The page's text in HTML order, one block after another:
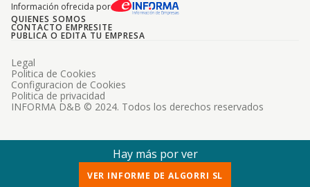
Información ofrecida por
QUIENES SOMOS
CONTACTO EMPRESITE
PUBLICA O EDITA TU EMPRESA
INFORMA D&B © 2024. Todos los derechos reservados
Legal
Politica de Cookies
Configuracion de Cookies
Politica de privacidad
Hay más por ver
VER INFORME DE ALGORRI SL